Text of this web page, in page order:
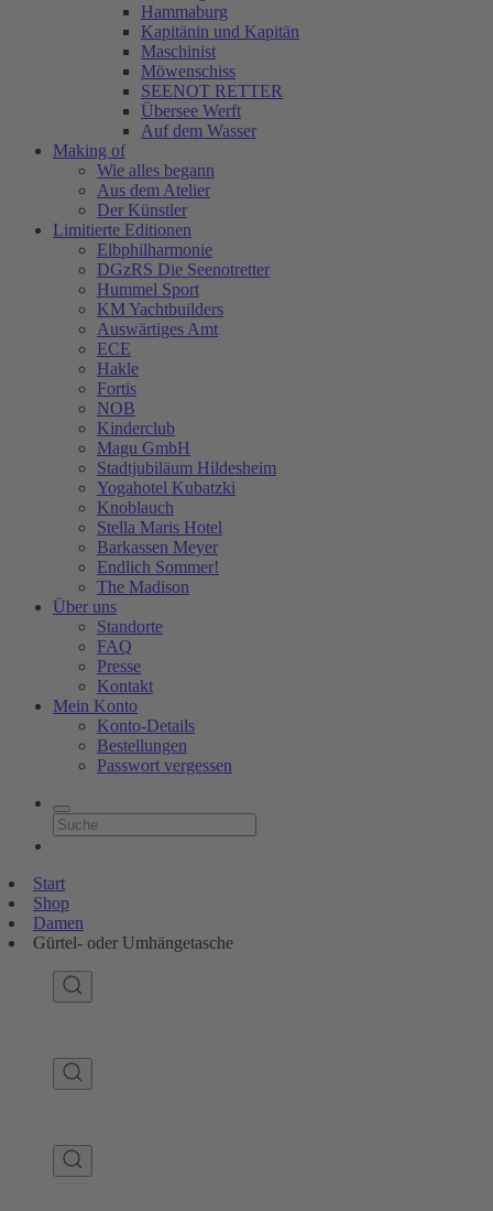
Hammaburg
Kapitänin und Kapitän
Maschinist
Möwenschiss
SEENOT RETTER
Übersee Werft
Auf dem Wasser
Making of
Wie alles begann
Aus dem Atelier
Der Künstler
Limitierte Editionen
Elbphilharmonie
DGzRS Die Seenotretter
Hummel Sport
KM Yachtbuilders
Auswärtiges Amt
ECE
Hakle
Fortis
NOB
Kinderclub
Magu GmbH
Stadtjubiläum Hildesheim
Yogahotel Kubatzki
Knoblauch
Stella Maris Hotel
Barkassen Meyer
Endlich Sommer!
The Madison
Über uns
Standorte
FAQ
Presse
Kontakt
Mein Konto
Konto-Details
Bestellungen
Passwort vergessen
Start
Shop
Damen
Gürtel- oder Umhängetasche